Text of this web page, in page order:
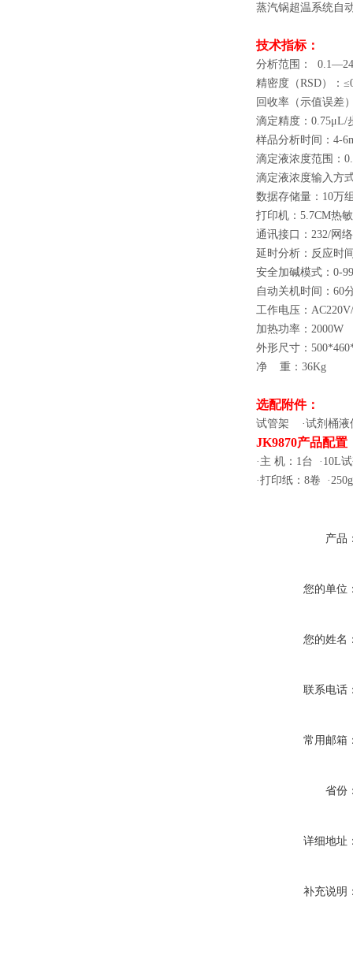
蒸汽锅超温系统自
技术指标：
分析范围： 0.1—
精密度（RSD）：≤
回收率（示值误差
滴定精度： 0.75μL/
样品分析时间： 4-
滴定液浓度范围：
滴定液浓度输入方
数据存储量： 10万
打印机： 5.7CM热
通讯接口： 232/网络
延时分析：反应时
安全加碱模式： 0-
自动关机时间： 60
工作电压：
加热功率： 2000W
外形尺寸：
净 重： 36Kg
选配附件：
试管架 ·试剂桶液
JK9870产品配置
·主 机： 1台 · 10L
·打印纸： 8卷 ·250g
产品
您的单位
您的姓名
联系电话
常用邮箱
省份
详细地址
补充说明